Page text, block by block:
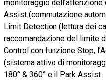
monitoraggio dell’attenzione
Assist (commutazione
Limit Detection (lettura dei
raccomandazione del limite
Control con funzione Stop,
(sistema attivo di
180° & 360° e il Park Assist.